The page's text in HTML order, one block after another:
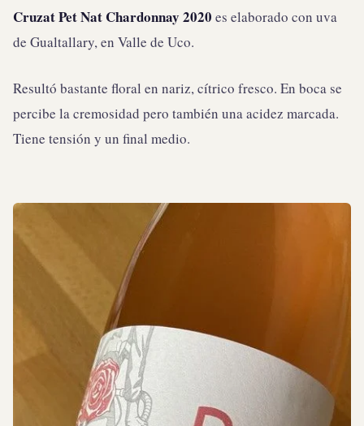
Cruzat Pet Nat Chardonnay 2020 es elaborado con uva
de Gualtallary, en Valle de Uco.
Resultó bastante floral en nariz, cítrico fresco. En boca se
percibe la cremosidad pero también una acidez marcada.
Tiene tensión y un final medio.